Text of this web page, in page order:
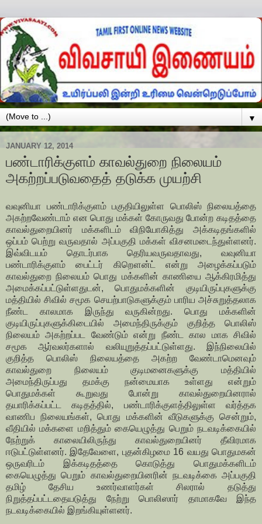
▼
JANUARY 12, 2014
பண்­டா­ரிக்­குளம் காவல்துறை நிலையம்
அகற்­றப்­ப­டு­வதைத் தடுக்க முயற்சி
வவுனியா பண்டாரிக்குளம் பகுதியிலுள்ள பொலிஸ் நிலையத்தை
அகற்றவேண்டாம் என பொது மக்கள் கோருவது போன்ற கடிதத்தை
காவல்துறையினர் மக்களிடம் விநியோகித்து அக்கடிதங்களில்
ஒப்பம் பெற்று வருவதால் அப்பகுதி மக்கள் விசனமடைந்துள்ளனர்.
இவ்விடயம் தொடர்பாக தெரியவருவதாவது, வவுனியா
பண்டாரிக்குளம் பைட்டர் கிறௌன்ட் என்று அழைக்கப்படும்
காவல்துறை நிலையம் பொது மக்களின் காணியை ஆக்கிரமித்து
அமைக்கப்பட்டுள்ளதுடன், பொதுமக்களின் குடியிருப்புகளுக்கு
மத்தியில் சிவில் சமூக செயற்பாடுகளுக்கும் பாரிய அச்சுறுத்தலாக
நீண்ட காலமாக இருந்து வருகின்றது. பொது மக்களின்
குடியிருப்புகளுக்கிடையில் அமைந்திருக்கும் குறித்த பொலிஸ்
நிலையம் அகற்றப்பட வேண்டும் என்று நீண்ட கால மாக சிவில்
சமூக ஆர்வலர்களால் வலியுறுத்தப்பட்டுள்ளது. இந்நிலையில்
குறித்த பொலிஸ் நிலையத்தை அகற்ற வேண்டாமெனவும்
காவல்துறை நிலையம் குடிமனைகளுக்கு மத்தியில்
அமைந்திருப்பது தமக்கு நன்மையாக உள்ளது என்றும்
பொதுமக்கள் கூறுவது போன்று காவல்துறையினரால்
தயாரிக்கப்பட்ட கடிதத்தில், பண்டாரிக்குளத்திலுள்ள வர்த்தக
வாணிப நிலையங்கள், பொது மக்களின் வீடுகளுக்கு சென்றும்,
வீதியில் மக்களை மறித்தும் கையெழுத்து பெறும் நடவடிக்கையில்
நேற்றுக் காலையிலிருந்து காவல்துறையினர் தீவிரமாக
ஈடுபட்டுள்ளனர். இதேவேளை, புதன்கிழமை 16 வயது பொதுமகன்
ஒருவரிடம் இக்கடிதத்தை கொடுத்து பொதுமக்களிடம்
கையெழுத்து பெறும் காவல்துறையினரின் நடவடிக்கை அப்பகுதி
தமிழ் தேசிய உணர்வாளர்கள் சிலரால் தடுத்து
நிறுத்தப்பட்டதையடுத்து நேற்று பொலிஸார் தாமாகவே இந்த
நடவடிக்கையில் இறங்கியுள்ளனர்.